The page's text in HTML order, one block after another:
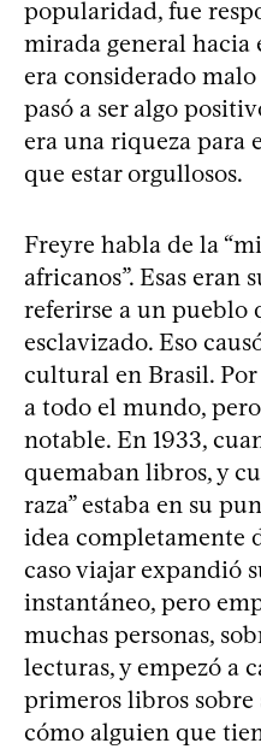
popularidad, fue
mirada general hacia
era considerado
pasó a ser algo
era una riqueza para
que estar orgullosos.
Freyre habla de la
africanos”. Esas eran
referirse a un pueblo
esclavizado. Eso
cultural en Brasil.
a todo el mundo,
notable. En 1933,
quemaban libros, y
raza” estaba en su
idea completamente
caso viajar expandió
instantáneo, pero
muchas personas,
lecturas, y empezó a
primeros libros
cómo alguien que